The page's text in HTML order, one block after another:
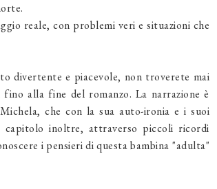
reale, con problemi veri e situazioni che
divertente e piacevole, non troverete mai
alla fine del romanzo. La narrazione è
che con la sua auto-ironia e i suoi
inoltre, attraverso piccoli ricordi
i pensieri di questa bambina "adulta"